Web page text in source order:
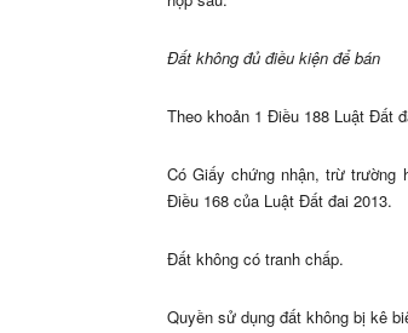
Đất không đủ điều kiện để bán
Theo khoản 1 Điều 188 Luật Đất
Có Giấy chứng nhận, trừ trường
Điều 168 của Luật Đất đai 2013.
Đất không có tranh chấp.
Quyền sử dụng đất không bị kê